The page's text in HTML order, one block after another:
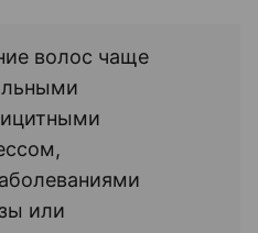
волос чаще
или